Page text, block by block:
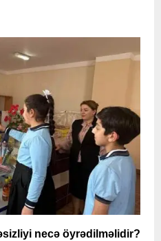
necə öyrədilməlidir?